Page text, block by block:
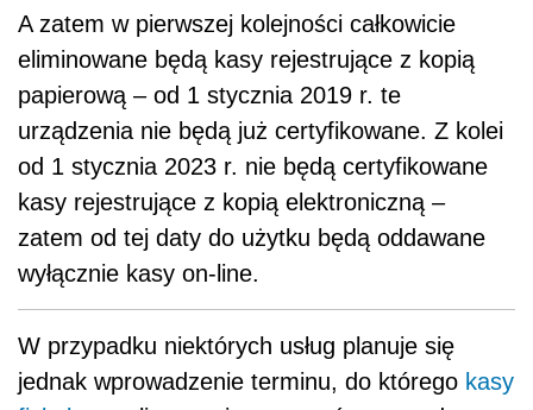
A zatem w pierwszej kolejności całkowicie
eliminowane będą kasy rejestrujące z kopią
papierową – od 1 stycznia 2019 r. te
urządzenia nie będą już certyfikowane. Z kolei
od 1 stycznia 2023 r. nie będą certyfikowane
kasy rejestrujące z kopią elektroniczną –
zatem od tej daty do użytku będą oddawane
wyłącznie kasy on-line.
W przypadku niektórych usług planuje się
jednak wprowadzenie terminu, do którego kasy